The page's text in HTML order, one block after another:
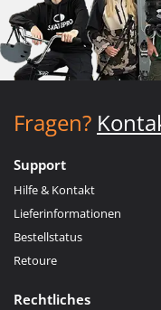
Fragen?
Support
Hilfe & Kontakt
Lieferinformationen
Bestellstatus
Retoure
Rechtliches